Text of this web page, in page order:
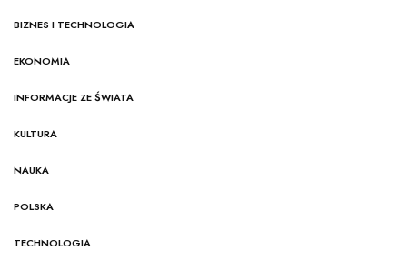
BIZNES I TECHNOLOGIA
EKONOMIA
INFORMACJE ZE ŚWIATA
KULTURA
NAUKA
POLSKA
TECHNOLOGIA